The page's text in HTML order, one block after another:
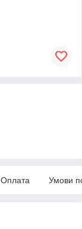
Оплата Умови